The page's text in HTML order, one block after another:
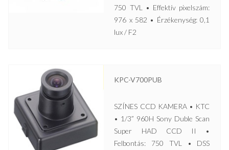
750 TVL • Effektív pixelszám:
976 x 582 • Érzékenység: 0,1
lux / F2
KPC-V700PUB
SZÍNES CCD KAMERA • KTC
• 1/3” 960H Sony Duble Scan
Super HAD CCD II •
Felbontás: 750 TVL • DSS